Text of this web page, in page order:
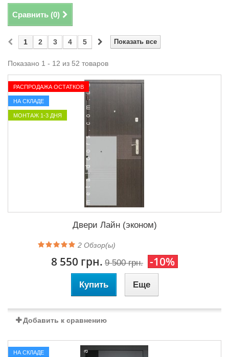
Сравнить (0)
Показать все
1 2 3 4 5
Показано 1 - 12 из 52 товаров
РАСПРОДАЖА ОСТАТКОВ
НА СКЛАДЕ
МОНТАЖ 1-3 ДНЯ
Двери Лайн (эконом)
2 Обзор(ы)
8 550 грн. 9 500 грн. -10%
Купить Еще
Добавить к сравнению
НА СКЛАДЕ